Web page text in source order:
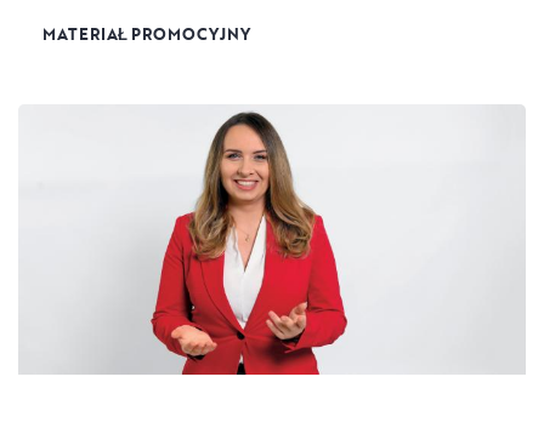
MATERIAŁ PROMOCYJNY